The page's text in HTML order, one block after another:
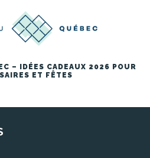
– IDÉES CADEAUX 2026 POUR
ET FÊTES